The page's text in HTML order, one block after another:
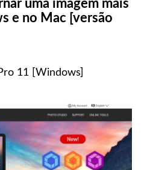
uma imagem mais
e no Mac [versão
11 [Windows]